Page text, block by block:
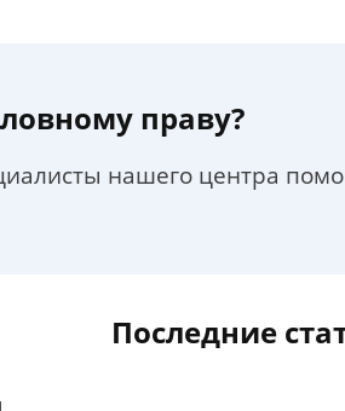
праву?
нашего центра
Последние